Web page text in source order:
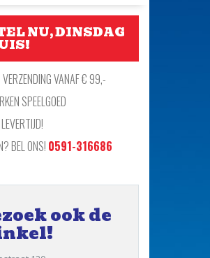
NU, DINSDAG
VANAF € 99,-
SPEELGOED
BEL ONS! 0591-316686
ook de